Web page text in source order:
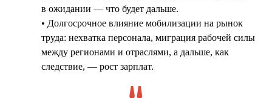
в ожидании — что будет дальше.
• Долгосрочное влияние мобилизации на рынок
труда: нехватка персонала, миграция рабочей силы
между регионами и отраслями, а дальше, как
следствие, — рост зарплат.